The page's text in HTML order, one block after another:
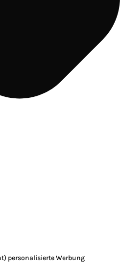
personalisierte Werbung